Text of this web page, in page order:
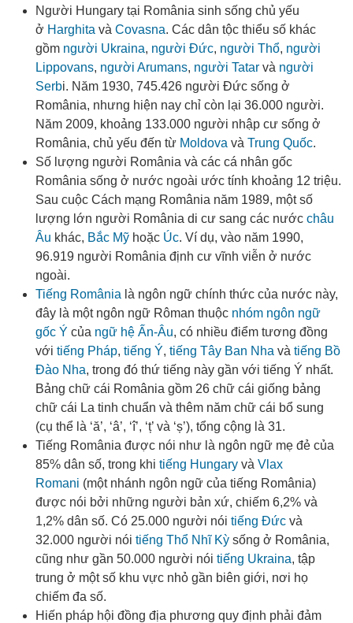
Người Hungary tại România sinh sống chủ yếu
ở Harghita và Covasna. Các dân tộc thiểu số khác
gồm người Ukraina, người Đức, người Thổ, người
Lippovans, người Arumans, người Tatar và người
Serbi. Năm 1930, 745.426 người Đức sống ở
România, nhưng hiện nay chỉ còn lại 36.000 người.
Năm 2009, khoảng 133.000 người nhập cư sống ở
România, chủ yếu đến từ Moldova và Trung Quốc.
Số lượng người România và các cá nhân gốc
România sống ở nước ngoài ước tính khoảng 12 triệu.
Sau cuộc Cách mạng România năm 1989, một số
lượng lớn người România di cư sang các nước châu
Âu khác, Bắc Mỹ hoặc Úc. Ví dụ, vào năm 1990,
96.919 người România định cư vĩnh viễn ở nước
ngoài.
Tiếng România là ngôn ngữ chính thức của nước này,
đây là một ngôn ngữ Rôman thuộc nhóm ngôn ngữ
gốc Ý của ngữ hệ Ấn-Âu, có nhiều điểm tương đồng
với tiếng Pháp, tiếng Ý, tiếng Tây Ban Nha và tiếng Bồ
Đào Nha, trong đó thứ tiếng này gần với tiếng Ý nhất.
Bảng chữ cái România gồm 26 chữ cái giống bảng
chữ cái La tinh chuẩn và thêm năm chữ cái bổ sung
(cụ thể là ‘ă’, ‘â’, ‘î’, ‘ț’ và ‘ș’), tổng cộng là 31.
Tiếng România được nói như là ngôn ngữ mẹ đẻ của
85% dân số, trong khi tiếng Hungary và Vlax
Romani (một nhánh ngôn ngữ của tiếng România)
được nói bởi những người bản xứ, chiếm 6,2% và
1,2% dân số. Có 25.000 người nói tiếng Đức và
32.000 người nói tiếng Thổ Nhĩ Kỳ sống ở România,
cũng như gần 50.000 người nói tiếng Ukraina, tập
trung ở một số khu vực nhỏ gần biên giới, nơi họ
chiếm đa số.
Hiến pháp hội đồng địa phương quy định phải đảm